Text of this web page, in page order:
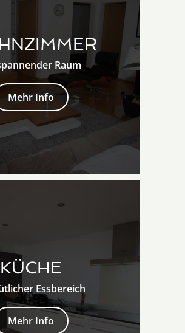
Raum
Mehr Info
KÜCHE
Essbereich
Mehr Info